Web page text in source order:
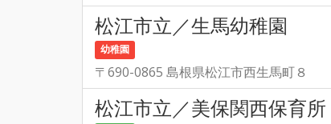
松江市立／生馬幼稚園
幼稚園
〒690-0865 島根県松江市西生馬町８
松江市立／美保関西保育所